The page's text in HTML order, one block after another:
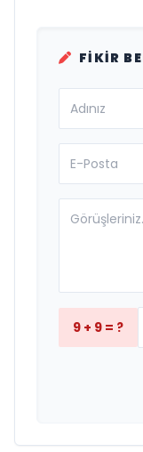
FIKIR
9 + 9 = ?